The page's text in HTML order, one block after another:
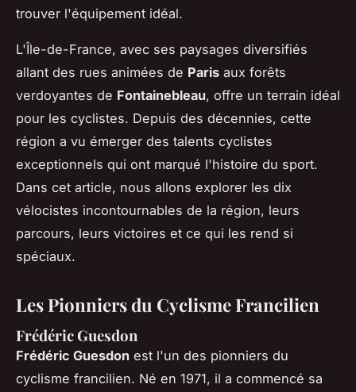
trouver l'équipement idéal.
L'Île-de-France, avec ses paysages diversifiés
allant des rues animées de Paris aux forêts
verdoyantes de Fontainebleau, offre un terrain idéal
pour les cyclistes. Depuis des décennies, cette
région a vu émerger des talents cyclistes
exceptionnels qui ont marqué l'histoire du sport.
Dans cet article, nous allons explorer les dix
vélocistes incontournables de la région, leurs
parcours, leurs victoires et ce qui les rend si
spéciaux.
Les Pionniers du Cyclisme Francilien
Frédéric Guesdon
Frédéric Guesdon est l'un des pionniers du
cyclisme francilien. Né en 1971, il a commencé sa